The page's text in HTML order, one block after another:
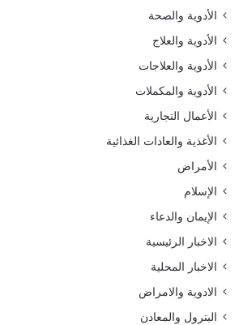
الأدوية والصحة
الأدوية والعلاج
الأدوية والعلاجات
الأدوية والمكملات
الأعمال التجارية
الأغذية والعادات الغذائية
الأمراض
الإسلام
الإيمان والدعاء
الاخبار الرئيسية
الاخبار المحلية
الادوية والامراض
البترول والمعادن